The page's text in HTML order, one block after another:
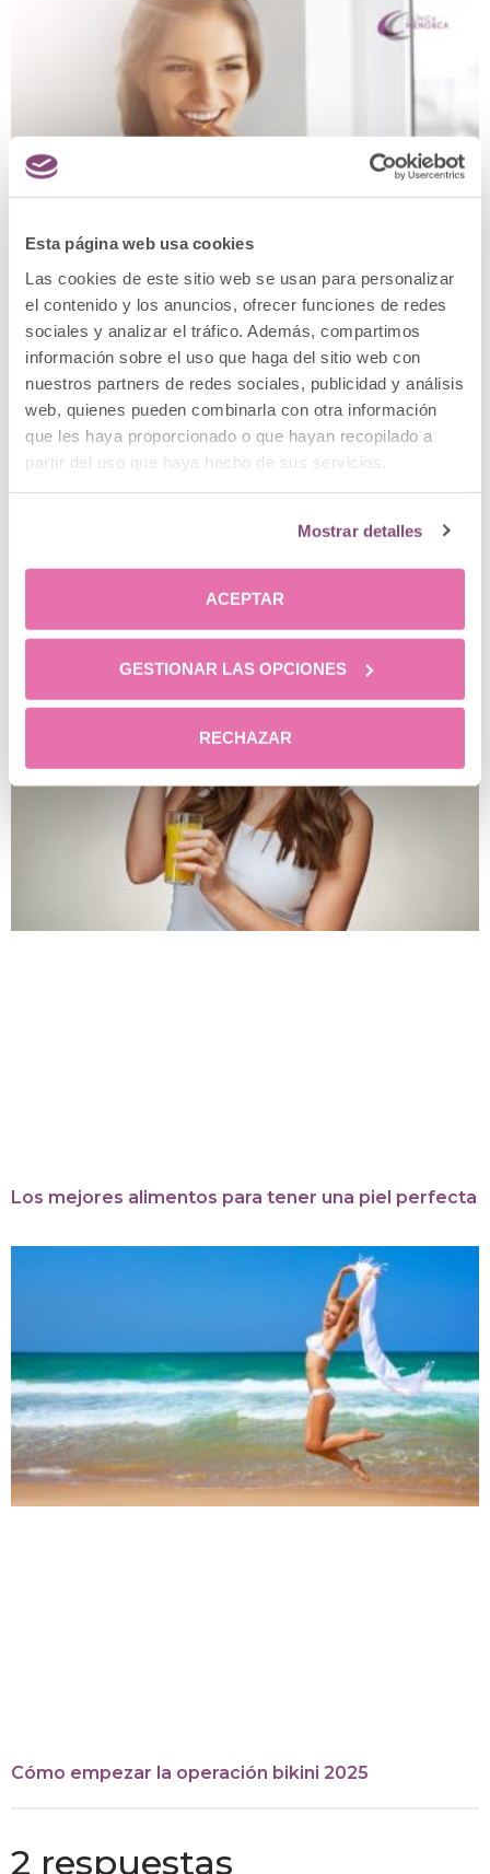
Esta página web usa cookies
Las cookies de este sitio web se usan para personalizar
el contenido y los anuncios, ofrecer funciones de redes
sociales y analizar el tráfico. Además, compartimos
información sobre el uso que haga del sitio web con
nuestros partners de redes sociales, publicidad y análisis
web, quienes pueden combinarla con otra información
que les haya proporcionado o que hayan recopilado a
partir del uso que haya hecho de sus servicios.
Mostrar detalles
ACEPTAR
GESTIONAR LAS OPCIONES
RECHAZAR
¿Cómo fortalecer el sistema inmunológico?
Los mejores alimentos para tener una piel perfecta
Cómo empezar la operación bikini 2025
2 respuestas